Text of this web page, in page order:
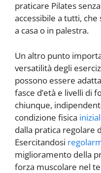
praticare Pilates
accessibile a tutti,
a casa o in palestra.
Un altro punto
versatilità degli
possono essere
fasce d’età e livelli di
chiunque,
condizione fisica
dalla pratica regolare
Esercitandosi
miglioramento della
forza muscolare nel